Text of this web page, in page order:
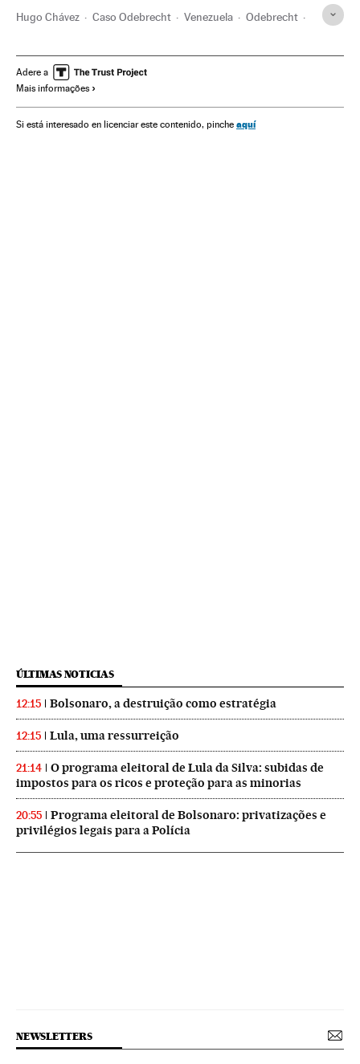
Hugo Chávez Caso Odebrecht Venezuela Odebrecht
Casos judiciais Corrupção
América Latina
Delitos Economia Justiça Política Indústria
Adere a
Mais informações
Si está interesado en licenciar este contenido, pinche aquí
ÚLTIMAS NOTICIAS
12:15 Bolsonaro, a destruição como estratégia
12:15 Lula, uma ressurreição
21:14
O programa eleitoral de Lula da Silva: subidas de
impostos para os ricos e proteção para as minorias
20:55
Programa eleitoral de Bolsonaro: privatizações e
privilégios legais para a Polícia
NEWSLETTERS